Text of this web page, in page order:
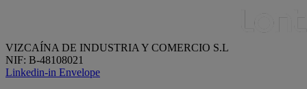
VIZCAÍNA DE INDUSTRIA Y COMERCIO S.L
NIF: B-48108021
Linkedin-in Envelope